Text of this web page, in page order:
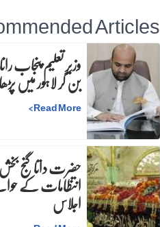
Articles
وزیرِ تعلیم پنجاب
بن کر لاہور میں
Read More
>
حضرت داتا گنج
انتظامات کے
اجلاس